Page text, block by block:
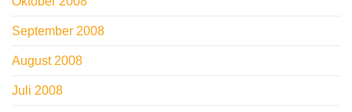
September 2008
August 2008
Juli 2008